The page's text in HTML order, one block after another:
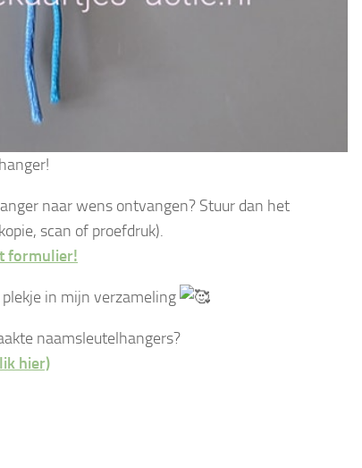
naar wens ontvangen? Stuur dan het
scan of proefdruk).
formulier!
in mijn verzameling
naamsleutelhangers?
hier)